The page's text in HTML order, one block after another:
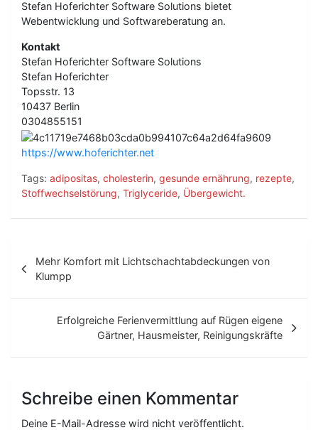
Stefan Hoferichter Software Solutions bietet
Webentwicklung und Softwareberatung an.
Kontakt
Stefan Hoferichter Software Solutions
Stefan Hoferichter
Topsstr. 13
10437 Berlin
0304855151
https://www.hoferichter.net
Tags: adipositas, cholesterin, gesunde ernährung, rezepte,
Stoffwechselstörung, Triglyceride, Übergewicht.
e
i
g
Mehr Komfort mit Lichtschachtabdeckungen von
Klumpp
Erfolgreiche Ferienvermittlung auf Rügen eigene
Gärtner, Hausmeister, Reinigungskräfte
Schreibe einen Kommentar
Deine E-Mail-Adresse wird nicht veröffentlicht.